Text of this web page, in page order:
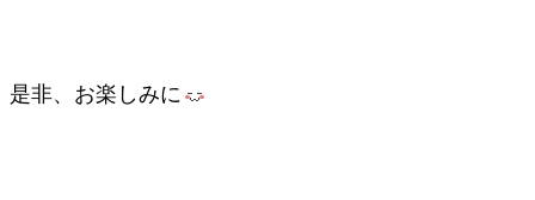
是非、お楽しみに